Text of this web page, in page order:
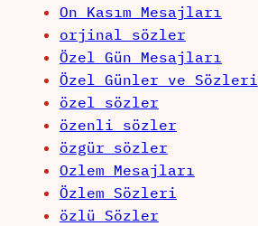
On Kasım Mesajları
orjinal sözler
Özel Gün Mesajları
Özel Günler ve Sözleri
özel sözler
özenli sözler
özgür sözler
Ozlem Mesajları
Özlem Sözleri
özlü Sözler